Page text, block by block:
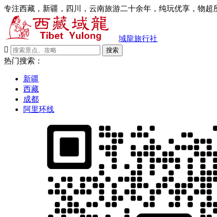
专注西藏，新疆，四川，云南旅游二十余年，纯玩优享，物超
域龍旅行社

搜索
热门搜索：
新疆
西藏
成都
阿里环线